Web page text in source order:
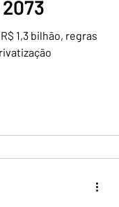
1,3 bilhão, regras